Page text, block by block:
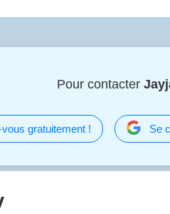
Pour contacter
gratuitement ! Se